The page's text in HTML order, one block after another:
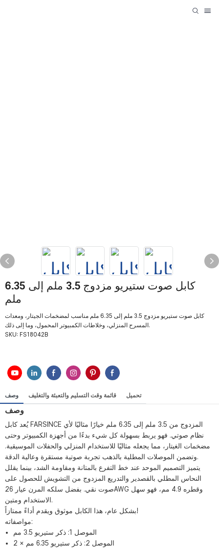
كابل صوت ستيريو مزدوج 3.5 ملم إلى 6.35
ملم
كابل صوت ستيريو مزدوج 3.5 ملم إلى 6.35 ملم مناسب لمضخمات الجيتار، ومعدات
المسرح المنزلي، وخلاطات الكمبيوتر المحمول، وما إلى ذلك.
SKU: FS18042B
وصف قائمة وقت التسليم والتعبئة والتغليف تحميل
وصف
يُعد كابل FARSINCE المزدوج من 3.5 ملم إلى 6.35 ملم خيارًا مثاليًا لأي
نظام صوتي. فهو يربط بسهولة كل شيء بدءًا من أجهزة الكمبيوتر وحتى
مضخمات الغيتار، مما يجعله مثاليًا للاستخدام المنزلي والحفلات الموسيقية.
وتضمن الموصلات المطلية بالذهب تجربة صوتية مستقرة وعالية الدقة.
يتميز التصميم الموحد عند خط التفرع بالمتانة ومقاومة الشد، بينما يقلل
النحاس المطلي بالقصدير والتدريع المزدوج من التشويش للحصول على
صوت نقي. بفضل سلكه المرن عيار 26AWG وقطره 4.9 مم، فهو سهل
الاستخدام ومتين.
بشكل عام، هذا الكابل موثوق ويقدم أداءً ممتازاً!
مواصفاته:
الموصل 1: ذكر ستيريو 3.5 مم
الموصل 2: ​​ذكر ستيريو 6.35 مم × 2